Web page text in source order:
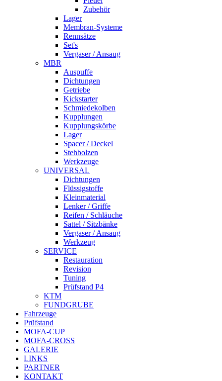
Zubehör
Lager
Membran-Systeme
Rennsätze
Set's
Vergaser / Ansaug
MBR
Auspuffe
Dichtungen
Getriebe
Kickstarter
Schmiedekolben
Kupplungen
Kupplungskörbe
Lager
Spacer / Deckel
Stehbolzen
Werkzeuge
UNIVERSAL
Dichtungen
Flüssigstoffe
Kleinmaterial
Lenker / Griffe
Reifen / Schläuche
Sattel / Sitzbänke
Vergaser / Ansaug
Werkzeug
SERVICE
Restauration
Revision
Tuning
Prüfstand P4
KTM
FUNDGRUBE
Fahrzeuge
Prüfstand
MOFA-CUP
MOFA-CROSS
GALERIE
LINKS
PARTNER
KONTAKT